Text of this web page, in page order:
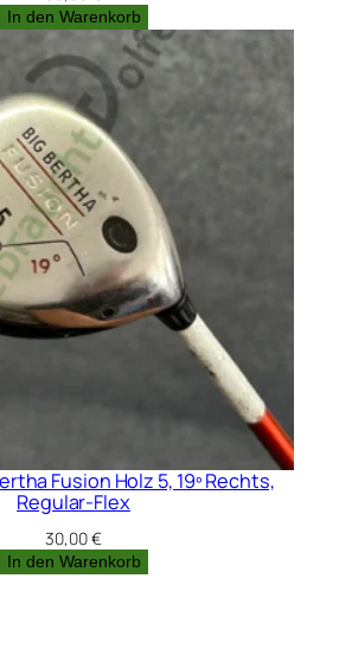
In den Warenkorb
Fusion Holz 5, 19º Rechts,
Regular-Flex
30,00€
In den Warenkorb